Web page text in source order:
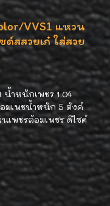
VVS1 แหวน
สสวยเก๋ ใส่สวย
น้ำหนักเพชร 1.04
มเพชน้ำหนัก 5 ตังค์
เพชรล้อมเพชร ดีไซด์